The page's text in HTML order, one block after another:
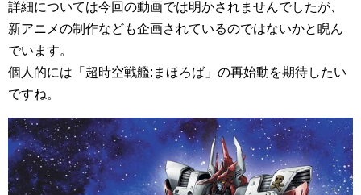
詳細については今回の動画では明かされませんでしたが、
新アニメの制作なども企画されているのではないかと睨ん
でいます。
個人的には「超時空戦艦:まほろば」の再始動を期待したい
ですね。